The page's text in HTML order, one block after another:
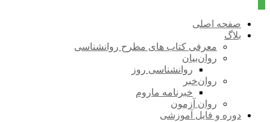
صفحه اصلی
بلاگ
معرفی کتاب های مطرح روانشناسی
روان‌بیان
روانشناسی روز
روان‌خبر
خبرنامه ماروم
روان آزمون
دوره و فایل آموزشی